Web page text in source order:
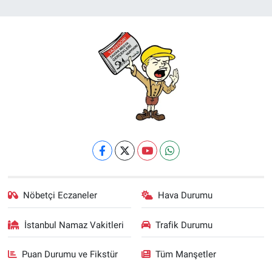
Nöbetçi Eczaneler Hava Durumu
İstanbul Namaz Vakitleri Trafik Durumu
Puan Durumu ve Fikstür Tüm Manşetler